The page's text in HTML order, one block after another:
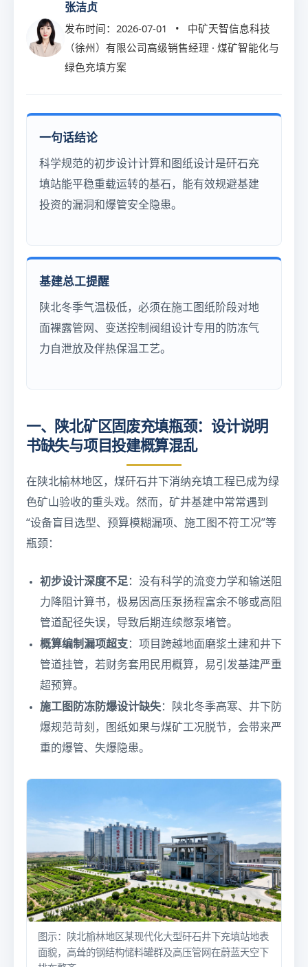
张洁贞
发布时间：2026-07-01 • 中矿天智信息科技
（徐州）有限公司高级销售经理 · 煤矿智能化与
绿色充填方案
一句话结论
科学规范的初步设计计算和图纸设计是矸石充
填站能平稳重载运转的基石，能有效规避基建
投资的漏洞和爆管安全隐患。
基建总工提醒
陕北冬季气温极低，必须在施工图纸阶段对地
面裸露管网、变送控制阀组设计专用的防冻气
力自泄放及伴热保温工艺。
一、陕北矿区固废充填瓶颈：设计说明
书缺失与项目投建概算混乱
在陕北榆林地区，煤矸石井下消纳充填工程已成为绿
色矿山验收的重头戏。然而，矿井基建中常常遇到
“设备盲目选型、预算模糊漏项、施工图不符工况”等
瓶颈：
初步设计深度不足：没有科学的流变力学和输送阻
力降阻计算书，极易因高压泵扬程富余不够或高阻
管道配径失误，导致后期连续憋泵堵管。
概算编制漏项超支：项目跨越地面磨浆土建和井下
管道挂管，若财务套用民用概算，易引发基建严重
超预算。
施工图防冻防爆设计缺失：陕北冬季高寒、井下防
爆规范苛刻，图纸如果与煤矿工况脱节，会带来严
重的爆管、失爆隐患。
图示：陕北榆林地区某现代化大型矸石井下充填站地表
面貌，高耸的钢结构储料罐群及高压管网在蔚蓝天空下